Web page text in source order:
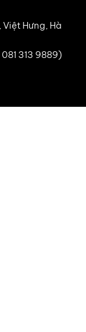
Việt Hưng, Hà
313 9889)